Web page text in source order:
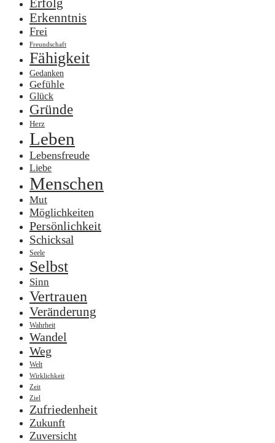
Erfolg
Erkenntnis
Frei
Freundschaft
Fähigkeit
Gedanken
Gefühle
Glück
Gründe
Herz
Leben
Lebensfreude
Liebe
Menschen
Mut
Möglichkeiten
Persönlichkeit
Schicksal
Seele
Selbst
Sinn
Vertrauen
Veränderung
Wahrheit
Wandel
Weg
Welt
Wirklichkeit
Zeit
Ziel
Zufriedenheit
Zukunft
Zuversicht